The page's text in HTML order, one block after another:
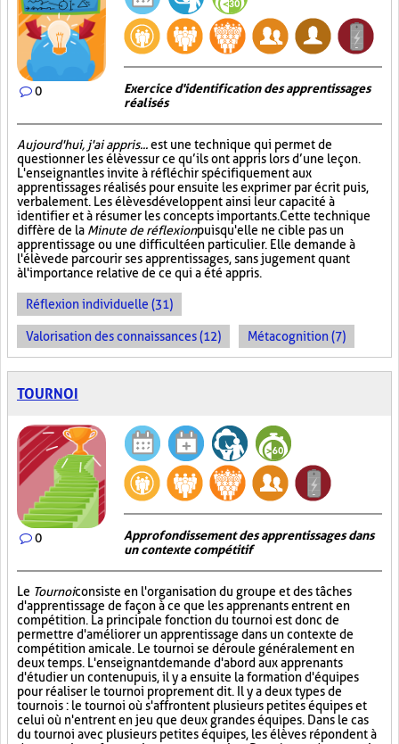
0
Exercice d'identification des apprentissages
réalisés
Aujourd'hui, j'ai appris...est une technique qui permet de
questionner les élèves sur ce qu’ils ont appris lors d’une leçon.
L'enseignant les invite à réfléchir spécifiquement aux
apprentissages réalisés pour ensuite les exprimer par écrit puis,
verbalement. Les élèves développent ainsi leur capacité à
identifier et à résumer les concepts importants. Cette technique
diffère de la Minute de réflexionpuisqu'elle ne cible pas un
apprentissage ou une difficulté en particulier. Elle demande à
l'élève de parcourir ses apprentissages, sans jugement quant
à l'importance relative de ce qui a été appris.
Réflexion individuelle (31)
Valorisation des connaissances (12) Métacognition (7)
TOURNOI
0
Approfondissement des apprentissages dans
un contexte compétitif
Le Tournoiconsiste en l'organisation du groupe et des tâches
d'apprentissage de façon à ce que les apprenants entrent en
compétition. La principale fonction du tournoi est donc de
permettre d'améliorer un apprentissage dans un contexte de
compétition amicale. Le tournoi se déroule généralement en
deux temps. L'enseignant demande d'abord aux apprenants
d'étudier un contenu puis, il y a ensuite la formation d'équipes
pour réaliser le tournoi proprement dit. Il y a deux types de
tournois : le tournoi où s'affrontent plusieurs petites équipes et
celui où n'entrent en jeu que deux grandes équipes. Dans le cas
du tournoi avec plusieurs petites équipes, les élèves répondent à